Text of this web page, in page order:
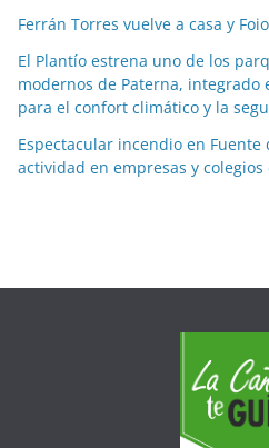
s
s
Ferrán Torres vuelve a casa y
El Plantío estrena uno de los
modernos de Paterna, integrado
para el confort climático y la
Espectacular incendio en Fuente
actividad en empresas y colegios